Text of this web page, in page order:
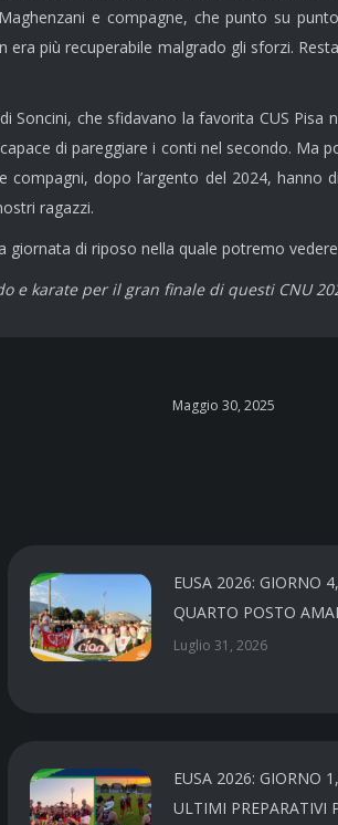
e compagne, che punto su
più recuperabile malgrado gli sforzi.
Soncini, che sfidavano la favorita CUS
di pareggiare i conti nel secondo. Ma
compagni, dopo l’argento del 2024,
ragazzi.
di riposo nella quale potremo
e karate per il gran finale di questi CNU
Maggio 30, 2025
EUSA 2026: GIORNO
QUARTO POSTO
Luglio 31, 2026
EUSA 2026: GIORNO
ULTIMI PREPARATIVI